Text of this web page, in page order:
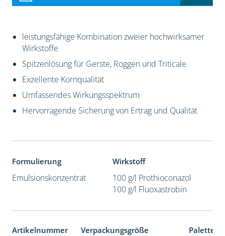
leistungsfähige Kombination zweier hochwirksamer
Wirkstoffe
Spitzenlösung für Gerste, Roggen und Triticale
Exzellente Kornqualität
Umfassendes Wirkungsspektrum
Hervorragende Sicherung von Ertrag und Qualität
Formulierung
Emulsionskonzentrat
Wirkstoff
100 g/l Prothioconazol
100 g/l Fluoxastrobin
Artikelnummer Verpackungsgröße